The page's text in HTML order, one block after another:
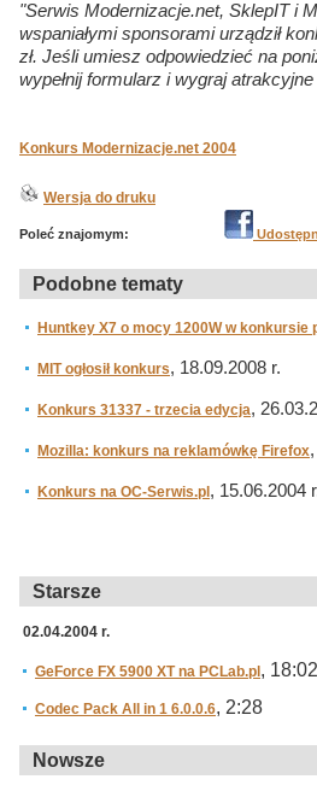
"Serwis Modernizacje.net, SklepIT i
wspaniałymi sponsorami urządził
zł. Jeśli umiesz odpowiedzieć na
wypełnij formularz i wygraj
Konkurs Modernizacje.net 2004
Wersja do druku
Poleć znajomym:
Podobne tematy
Huntkey X7 o mocy 1200W w konkursie
MIT ogłosił konkurs, 18.09.2008 r.
Konkurs 31337 - trzecia edycja,
Mozilla: konkurs na reklamówkę Firefox
Konkurs na OC-Serwis.pl , 15.06.2004
Starsze
02.04.2004 r.
GeForce FX 5900 XT na PCLab.pl , 18:02
Codec Pack All in 1 6.0.0.6, 2:28
Nowsze